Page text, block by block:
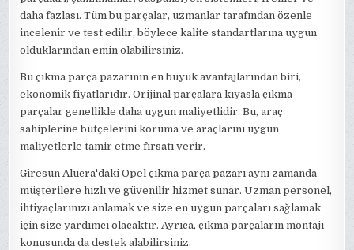
daha fazlası. Tüm bu parçalar, uzmanlar tarafından özenle
incelenir ve test edilir, böylece kalite standartlarına uygun
olduklarından emin olabilirsiniz.
Bu çıkma parça pazarının en büyük avantajlarından biri,
ekonomik fiyatlarıdır. Orijinal parçalara kıyasla çıkma
parçalar genellikle daha uygun maliyetlidir. Bu, araç
sahiplerine bütçelerini koruma ve araçlarını uygun
maliyetlerle tamir etme fırsatı verir.
Giresun Alucra'daki Opel çıkma parça pazarı aynı zamanda
müşterilere hızlı ve güvenilir hizmet sunar. Uzman personel,
ihtiyaçlarınızı anlamak ve size en uygun parçaları sağlamak
için size yardımcı olacaktır. Ayrıca, çıkma parçaların montajı
konusunda da destek alabilirsiniz.